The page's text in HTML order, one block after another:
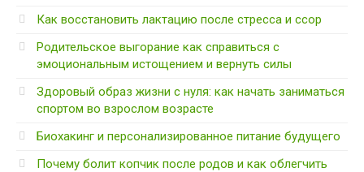
Как восстановить лактацию после стресса и ссор
Родительское выгорание как справиться с
эмоциональным истощением и вернуть силы
Здоровый образ жизни с нуля: как начать заниматься
спортом во взрослом возрасте
Биохакинг и персонализированное питание будущего
Почему болит копчик после родов и как облегчить